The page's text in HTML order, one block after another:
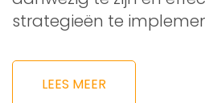
strategieën te
LEES MEER